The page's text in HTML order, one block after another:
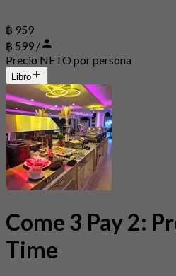
฿ 959
฿ 599 /
Precio NETO por persona
Libro
Come 3 Pay 2:
Time